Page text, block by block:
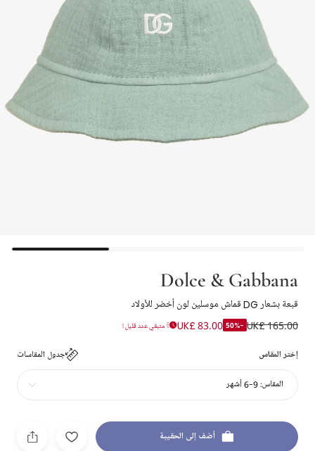
Dolce & Gabbana
قبعة بشعار DG قماش موسلين لون أخضر للأولاد
UK£ 165.00
-50%
UK£ 83.00 متبقي عدد قليل !
إختر المقاس جدول المقاسات
المقاس:9-6 أشهر
أضف إلى الحقيبة